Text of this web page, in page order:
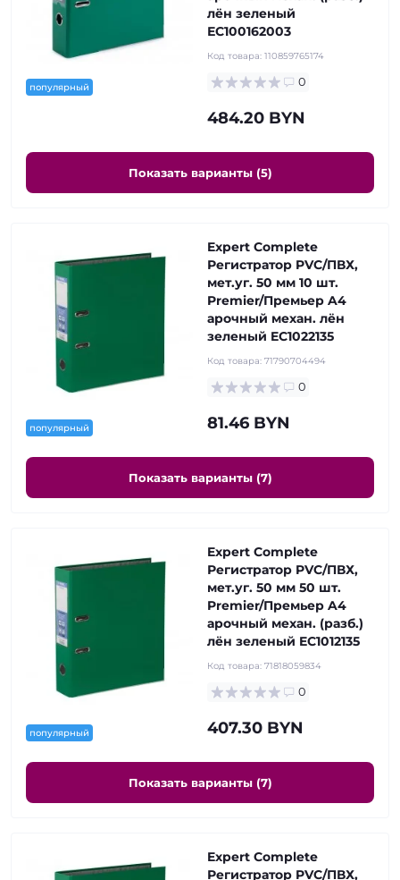
популярный
лён зеленый
ЕС100162003
Код товара: 110859765174
0
484.20 BYN
Показать варианты (5)
популярный
Expert Complete
Регистратор PVC/ПВХ,
мет.уг. 50 мм 10 шт.
Premier/Премьер A4
арочный механ. лён
зеленый EC1022135
Код товара: 71790704494
0
81.46 BYN
Показать варианты (7)
популярный
Expert Complete
Регистратор PVC/ПВХ,
мет.уг. 50 мм 50 шт.
Premier/Премьер A4
арочный механ. (разб.)
лён зеленый EC1012135
Код товара: 71818059834
0
407.30 BYN
Показать варианты (7)
Expert Complete
Регистратор PVC/ПВХ,